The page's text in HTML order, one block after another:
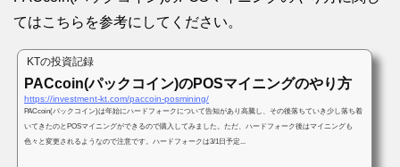
てはこちらを参考にしてください。
KTの投資記録
PACcoin(パックコイン)のPOSマイニングのやり方
https://investment-kt.com/paccoin-posmining/
PACcoin(パックコイン)は年始にハードフォークについて告知があり高騰し、その後落ちていき少し落ち着
いてきたのとPOSマイニングができるので購入してみました。ただ、ハードフォーク後はマイニングも
色々と変更されるようなので注意です。ハードフォークは3/1日予定...